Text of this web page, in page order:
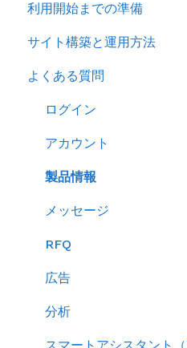
2026年
2025年
2024年
利用開始までの準備
サイト構築と運用方法
会社情報を登録する
製品ページ登録の準備を
製品ページを登録する
バイヤーからのメッセー
RFQを使ってバイヤーに
キーワード広告を利用す
サイトパフォーマンスを
よくある質問
ログイン
アカウント
製品情報
メッセージ
RFQ
広告
分析